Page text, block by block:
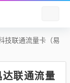
技联通流量卡（易
联通流量